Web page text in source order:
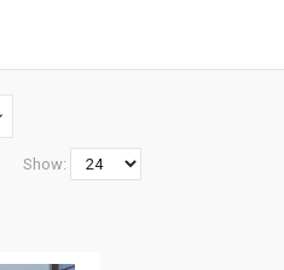
Show: